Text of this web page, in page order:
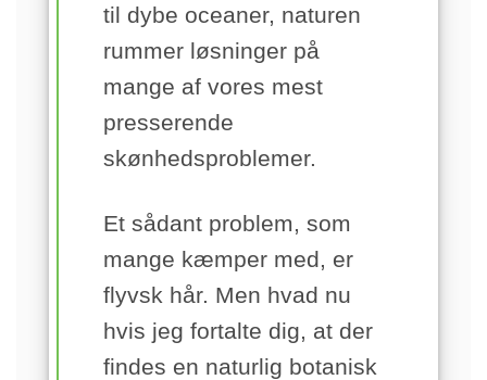
til dybe oceaner, naturen
rummer løsninger på
mange af vores mest
presserende
skønhedsproblemer.
Et sådant problem, som
mange kæmper med, er
flyvsk hår. Men hvad nu
hvis jeg fortalte dig, at der
findes en naturlig botanisk